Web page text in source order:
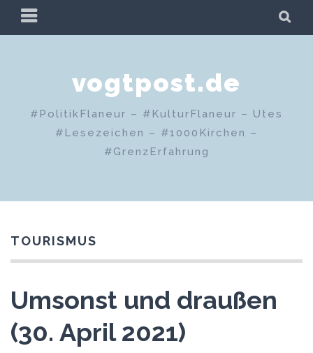
Zum
PRIMÄRES
MENÜ
vogtpost.de
#PolitikFlaneur – #KulturFlaneur – Utes
#Lesezeichen – #1000Kirchen –
#GrenzErfahrung
TOURISMUS
Umsonst und draußen
(30. April 2021)